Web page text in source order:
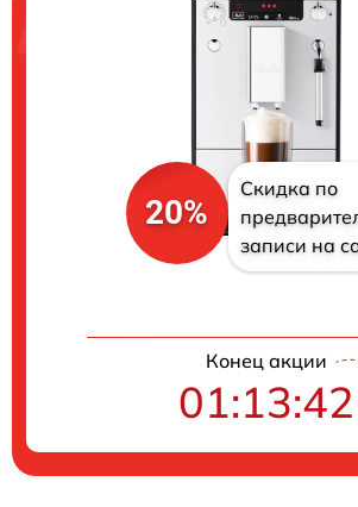
20%
Скидка по
записи на
Конец акции
01:13:42